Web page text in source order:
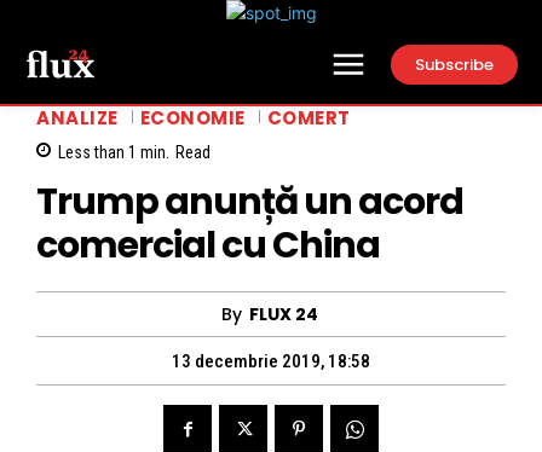
Subscribe
ANALIZE ECONOMIE COMERT
Less than 1 min. Read
Trump anunță un acord
comercial cu China
By FLUX 24
13 decembrie 2019, 18:58